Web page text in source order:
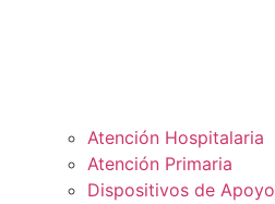
Atención Hospitalaria
Atención Primaria
Dispositivos de Apoyo